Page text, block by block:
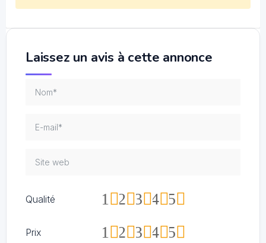
Laissez un avis à cette annonce
Qualité 5
4
3
2
1
Prix 5
4
3
2
1